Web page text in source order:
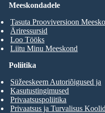
Meeskondadele
Tasuta Prooviversioon
Äriressursid
Loo Tööks
Liitu Minu Meeskond
Poliitika
Süžeeskeem Autoriõigused ja
Kasutustingimused
Privaatsuspoliitika
Privaatsus ja Turvalisus